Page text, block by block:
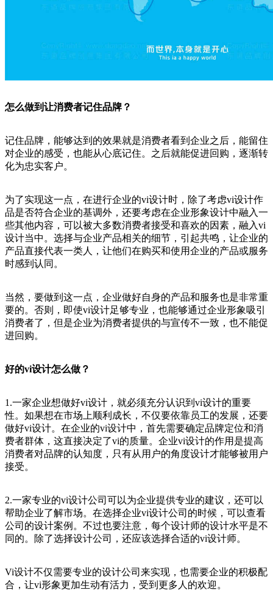
怎么做到让消费者记住品牌？
记住品牌，能够达到的效果就是消费者看到企业之后，能留住
对企业的感受，也能从心底记住。之后就能促进回购，逐渐转
化为忠实客户。
为了实现这一点，在进行企业的vi设计时，除了考虑vi设计作
品是否符合企业的基调外，还要考虑在企业形象设计中融入一
些其他内容，可以被大多数消费者接受和喜欢的因素，融入vi
设计当中。选择与企业产品相关的细节，引起共鸣，让企业的
产品直接代表一类人，让他们在购买和使用企业的产品或服务
时感到认同。
当然，要做到这一点，企业做好自身的产品和服务也是非常重
要的。否则，即使vi设计足够专业，也能够通过企业形象吸引
消费者了，但是企业为消费者提供的与宣传不一致，也不能促
进回购。
好的vi设计怎么做？
1.一家企业想做好vi设计，就必须充分认识到vi设计的重要
性。如果想在市场上顺利成长，不仅要依靠员工的发展，还要
做好vi设计。在企业的vi设计中，首先需要确定品牌定位和消
费者群体，这直接决定了vi的质量。企业vi设计的作用是提高
消费者对品牌的认知度，只有从用户的角度设计才能够被用户
接受。
2.一家专业的vi设计公司可以为企业提供专业的建议，还可以
帮助企业了解市场。在选择企业vi设计公司的时候，可以查看
公司的设计案例。不过也要注意，每个设计师的设计水平是不
同的。除了选择设计公司，还应该选择合适的vi设计师。
Vi设计不仅需要专业的设计公司来实现，也需要企业的积极配
合，让vi形象更加生动有活力，受到更多人的欢迎。